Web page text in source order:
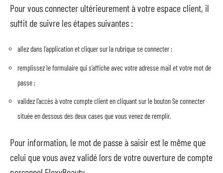
Pour vous connecter ultérieurement à votre espace client, il
suffit de suivre les étapes suivantes :
allez dans l’application et cliquer sur la rubrique se connecter ;
remplissez le formulaire qui s’affiche avec votre adresse mail et votre mot de
passe ;
validez l’accès à votre compte client en cliquant sur le bouton Se connecter
située en dessous des deux cases que vous venez de remplir.
Pour information, le mot de passe à saisir est le même que
celui que vous avez validé lors de votre ouverture de compte